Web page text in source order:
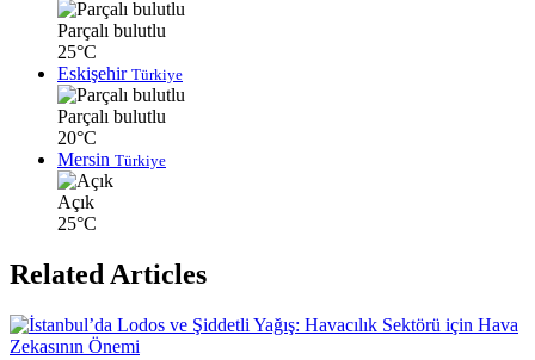
Parçalı bulutlu
25°C
Eskişehir Türkiye
Parçalı bulutlu
20°C
Mersin Türkiye
Açık
25°C
Related Articles